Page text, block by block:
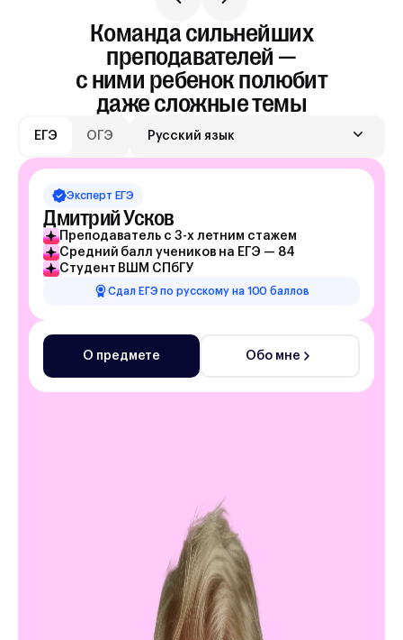
Команда сильнейших
преподавателей —
с ними ребенок полюбит
даже сложные темы
ЕГЭ ОГЭ Русский язык
Дмитрий Усков
Эксперт ЕГЭ
Преподаватель с 3-х летним стажем
Средний балл учеников на ЕГЭ — 84
Студент ВШМ СПбГУ
Сдал ЕГЭ по русскому на 100 баллов
О предмете Обо мне